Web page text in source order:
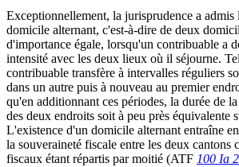
Exceptionnellement, la jurisprudence a admis
domicile alternant, c'est-à-dire de deux
d'importance égale, lorsqu'un contribuable a
intensité avec les deux lieux où il séjourne.
contribuable transfère à intervalles réguliers
dans un autre puis à nouveau au premier
qu'en additionnant ces périodes, la durée de
des deux endroits soit à peu près équivalente
L'existence d'un domicile alternant entraîne
la souveraineté fiscale entre les deux cantons
fiscaux étant répartis par moitié (ATF 100 Ia